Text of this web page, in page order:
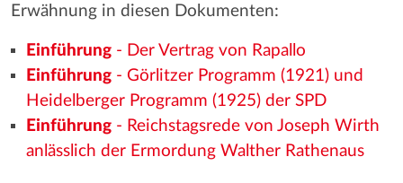
Erwähnung in diesen Dokumenten:
Einführung- Der Vertrag von Rapallo
Einführung- Görlitzer Programm (1921) und
Heidelberger Programm (1925) der SPD
Einführung- Reichstagsrede von Joseph Wirth
anlässlich der Ermordung Walther Rathenaus